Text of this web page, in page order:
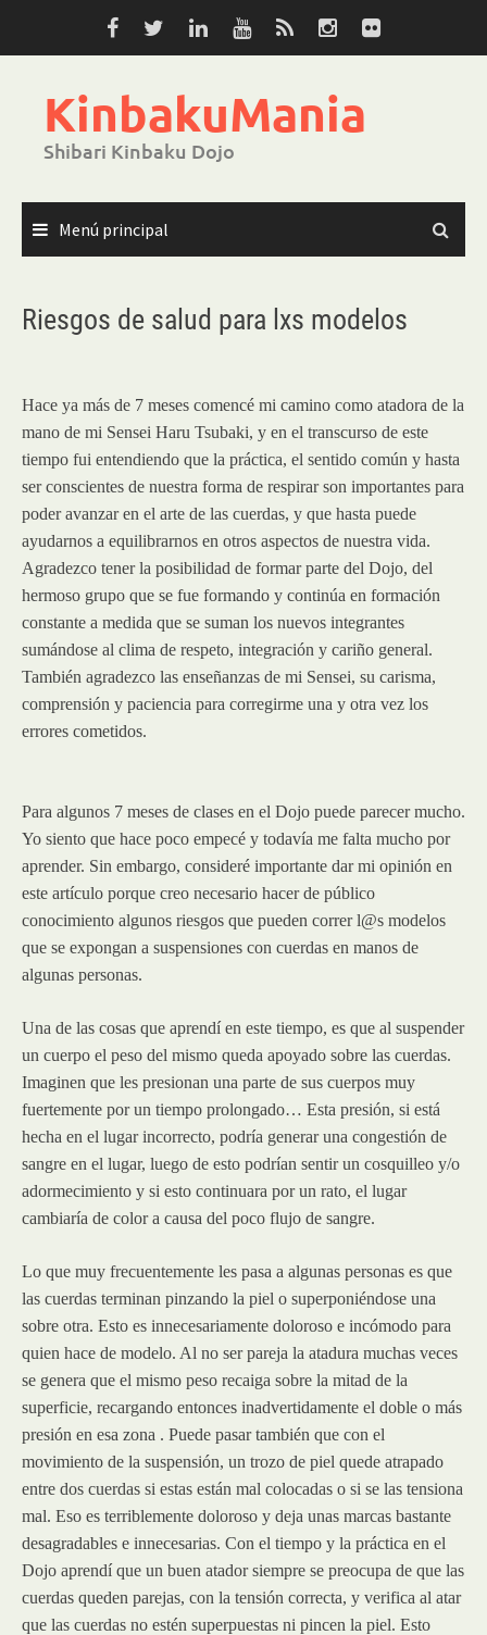
KinbakuMania
Shibari Kinbaku Dojo
Menú principal
Riesgos de salud para lxs modelos
Hace ya más de 7 meses comencé mi camino como atadora de la
mano de mi Sensei Haru Tsubaki, y en el transcurso de este
tiempo fui entendiendo que la práctica, el sentido común y hasta
ser conscientes de nuestra forma de respirar son importantes para
poder avanzar en el arte de las cuerdas, y que hasta puede
ayudarnos a equilibrarnos en otros aspectos de nuestra vida.
Agradezco tener la posibilidad de formar parte del Dojo, del
hermoso grupo que se fue formando y continúa en formación
constante a medida que se suman los nuevos integrantes
sumándose al clima de respeto, integración y cariño general.
También agradezco las enseñanzas de mi Sensei, su carisma,
comprensión y paciencia para corregirme una y otra vez los
errores cometidos.
Para algunos 7 meses de clases en el Dojo puede parecer mucho.
Yo siento que hace poco empecé y todavía me falta mucho por
aprender. Sin embargo, consideré importante dar mi opinión en
este artículo porque creo necesario hacer de público
conocimiento algunos riesgos que pueden correr l@s modelos
que se expongan a suspensiones con cuerdas en manos de
algunas personas.
Una de las cosas que aprendí en este tiempo, es que al suspender
un cuerpo el peso del mismo queda apoyado sobre las cuerdas.
Imaginen que les presionan una parte de sus cuerpos muy
fuertemente por un tiempo prolongado… Esta presión, si está
hecha en el lugar incorrecto, podría generar una congestión de
sangre en el lugar, luego de esto podrían sentir un cosquilleo y/o
adormecimiento y si esto continuara por un rato, el lugar
cambiaría de color a causa del poco flujo de sangre.
Lo que muy frecuentemente les pasa a algunas personas es que
las cuerdas terminan pinzando la piel o superponiéndose una
sobre otra. Esto es innecesariamente doloroso e incómodo para
quien hace de modelo. Al no ser pareja la atadura muchas veces
se genera que el mismo peso recaiga sobre la mitad de la
superficie, recargando entonces inadvertidamente el doble o más
presión en esa zona . Puede pasar también que con el
movimiento de la suspensión, un trozo de piel quede atrapado
entre dos cuerdas si estas están mal colocadas o si se las tensiona
mal. Eso es terriblemente doloroso y deja unas marcas bastante
desagradables e innecesarias. Con el tiempo y la práctica en el
Dojo aprendí que un buen atador siempre se preocupa de que las
cuerdas queden parejas, con la tensión correcta, y verifica al atar
que las cuerdas no estén superpuestas ni pincen la piel. Esto